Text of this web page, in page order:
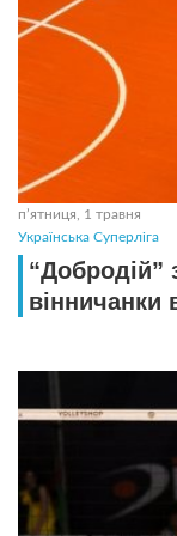
пʼятниця, 1 травня
Українська Суперліга
“Добродій”
вінничанки